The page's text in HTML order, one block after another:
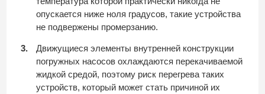
опускается ниже ноля градусов, такие устройства
не подвержены промерзанию.
Движущиеся элементы внутренней конструкции
погружных насосов охлаждаются перекачиваемой
жидкой средой, поэтому риск перегрева таких
устройств, который может стать причиной их